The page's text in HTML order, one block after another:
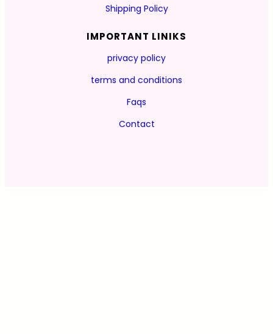
Shipping Policy
IMPORTANT LINIKS
privacy policy
terms and conditions
Faqs
Contact